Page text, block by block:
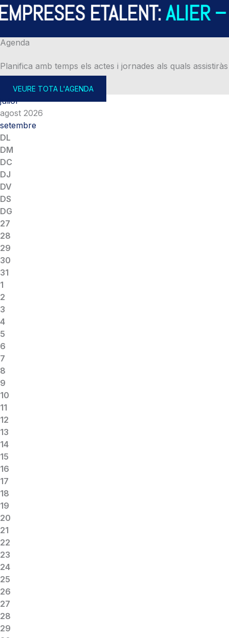
ETALENT:ALIER –
Agenda
Planifica amb temps els actes i jornades als quals assistiràs
VEURE TOTA L'AGENDA
juliol
agost 2026
setembre
DL
DM
DC
DJ
DV
DS
DG
27
28
29
30
31
1
2
3
4
5
6
7
8
9
10
11
12
13
14
15
16
17
18
19
20
21
22
23
24
25
26
27
28
29